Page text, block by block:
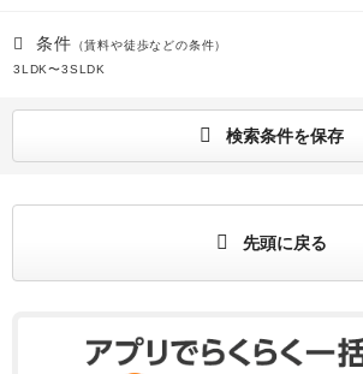
条件 （賃料や徒歩などの条件）
3LDK〜3SLDK
検索条件を保存
先頭に戻る